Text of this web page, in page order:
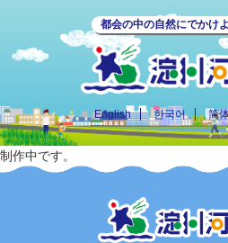
都会の中の自然にでかけ
English 한국어 简
制作中です。